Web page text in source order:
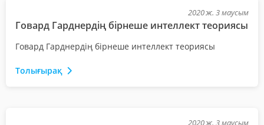
2020 ж. 3 маусым
Говард Гарднердің бірнеше интеллект теориясы
Говард Гарднердің бірнеше интеллект теориясы
Толығырақ
2020 ж. 3 маусым